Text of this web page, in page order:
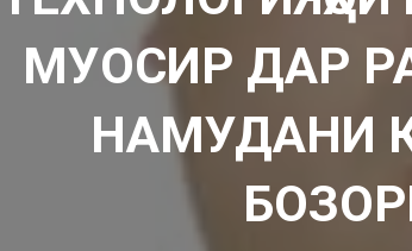
МУОСИР ДАР
НАМУДАНИ